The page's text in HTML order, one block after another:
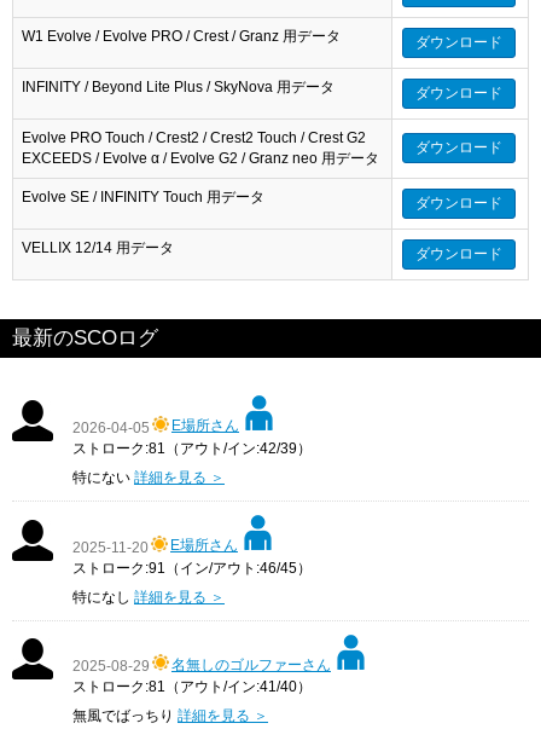
W1 Evolve / Evolve PRO / Crest / Granz 用データ ダウンロード
INFINITY / Beyond Lite Plus / SkyNova 用データ ダウンロード
Evolve PRO Touch / Crest2 / Crest2 Touch / Crest G2
EXCEEDS / Evolve α / Evolve G2 / Granz neo 用データ
ダウンロード
Evolve SE / INFINITY Touch 用データ ダウンロード
VELLIX 12/14 用データ ダウンロード
最新のSCOログ
2026-04-05
E場所さん
ストローク:81（アウト/イン:42/39）
特にない 詳細を見る ＞
2025-11-20
E場所さん
ストローク:91（イン/アウト:46/45）
特になし 詳細を見る ＞
2025-08-29
名無しのゴルファーさん
ストローク:81（アウト/イン:41/40）
無風でばっちり 詳細を見る ＞